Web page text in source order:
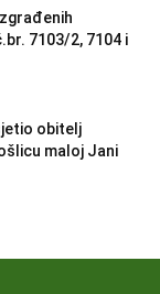
7103/2, 7104 i
obitelj
maloj Jani